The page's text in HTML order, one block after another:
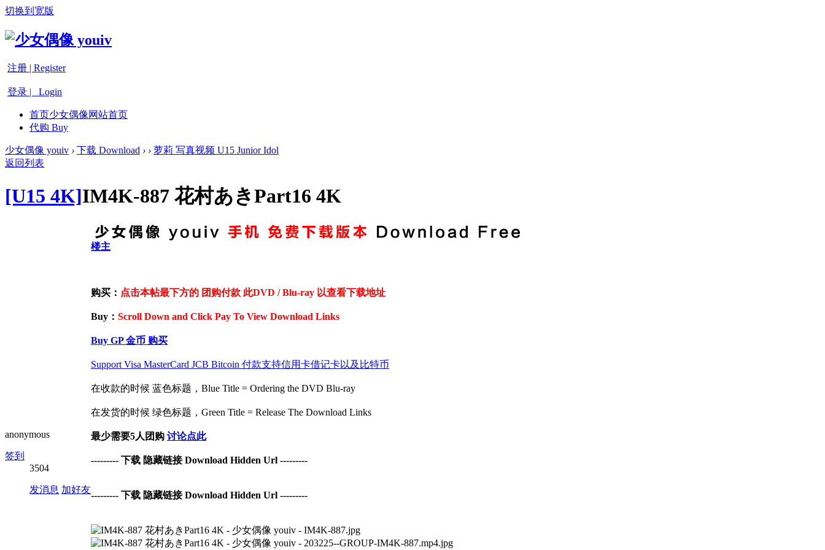
切换到宽版
注册 | Register
登录 | Login
首页少女偶像网站首页
代购 Buy
少女偶像 youiv › 下载 Download › › 萝莉 写真视频 U15 Junior Idol
返回列表
[U15 4K]IM4K-887 花村あきPart16 4K
anonymous
签到
3504
发消息 加好友
楼主
购买： 点击本帖最下方的 团购付款 此DVD / Blu-ray 以查看下载地址
Buy： Scroll Down and Click Pay To View Download Links
Buy GP 金币 购买
Support Visa MasterCard JCB Bitcoin 付款支持信用卡借记卡以及比特币
在收款的时候 蓝色标题，Blue Title = Ordering the DVD Blu-ray
在发货的时候 绿色标题，Green Title = Release The Download Links
最少需要5人团购 讨论点此
--------- 下载 隐藏链接 Download Hidden Url ---------
--------- 下载 隐藏链接 Download Hidden Url ---------